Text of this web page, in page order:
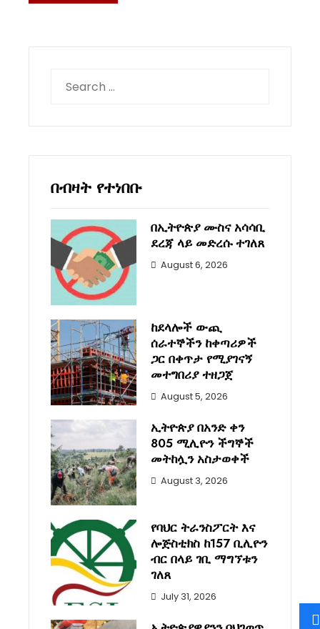
for:
በብዛት የተነበቡ
በኢትዮጵያ ሙስና አሳሳቢ
ደረጃ ላይ መድረሱ ተገለጸ
August 6, 2026
ከደላሎች ውጪ
ሰራተኞችን ከቀጣሪዎች
ጋር በቀጥታ የሚያገናኝ
መተግበሪያ ተዘጋጀ
August 5, 2026
ኢትዮጵያ በአንድ ቀን
805 ሚሊዮን ችግኞች
መትከሏን አስታወቀች
August 3, 2026
የባህር ትራንስፖርት እና
ሎጅስቲክስ ከ157 ቢሊዮን
ብር በላይ ገቢ ማግኘቱን
ገለጸ
July 31, 2026